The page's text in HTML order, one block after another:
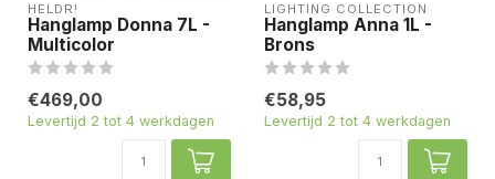
HELDR!
Hanglamp Donna 7L -
Multicolor
€469,00
Levertijd 2 tot 4 werkdagen
LIGHTING COLLECTION
Hanglamp Anna 1L -
Brons
€58,95
Levertijd 2 tot 4 werkdagen